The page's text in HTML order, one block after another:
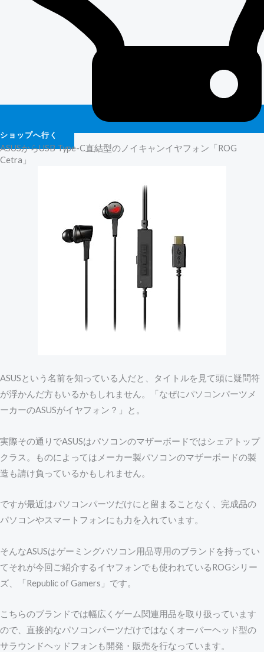
ショップへ行く
ASUSからUSB Type-C直結型のノイキャンイヤフォン「ROG
Cetra」
ASUSという名前を知っている人だと、タイトルを見て頭に疑問符
が浮かんだ方もいるかもしれません。「なぜにパソコンパーツメ
ーカーのASUSがイヤフォン？」と。
実際その通りでASUSはパソコンのマザーボードではシェアトップ
クラス。ものによってはメーカー製パソコンのマザーボードの製
造も請け負っているかもしれません。
ですが最近はパソコンパーツだけにと留まることなく、完成品の
パソコンやスマートフォンにも力を入れています。
そんなASUSはゲーミングパソコン用品専用のブランドを持ってい
てそれが今回ご紹介するイヤフォンでも使われているROGシリー
ズ、「Republic of Gamers」です。
こちらのブランドでは幅広くゲーム関連用品を取り扱っています
ので、直接的なパソコンパーツだけではなくオーバーヘッド型の
サラウンドヘッドフォンも開発・販売を行なっています。